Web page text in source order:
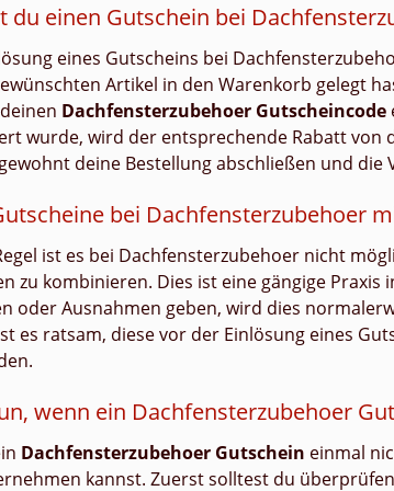
du einen Gutschein bei
eines Gutscheins bei
Artikel in den Warenkorb gelegt
Dachfensterzubehoer Gutscheincode
wurde, wird der entsprechende Rabatt von
deine Bestellung abschließen und die
bei Dachfensterzubehoer
ist es bei Dachfensterzubehoer nicht
zu kombinieren. Dies ist eine gängige Praxis
oder Ausnahmen geben, wird dies
es ratsam, diese vor der Einlösung eines
wenn ein Dachfensterzubehoer
Dachfensterzubehoer Gutschein einmal
kannst. Zuerst solltest du